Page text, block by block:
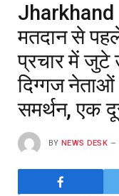
मतदान से
प्रचार में जुटे
दिग्गज नेताओं
समर्थन, एक
BY NEWS DESK